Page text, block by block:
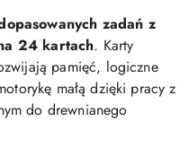
zadań z
24 kartach. Karty
pamięć, logiczne
małą dzięki pracy z
do drewnianego